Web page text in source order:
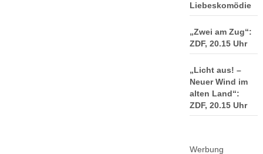
Liebeskomödie
„Zwei am Zug“:
ZDF, 20.15 Uhr
„Licht aus! –
Neuer Wind im
alten Land“:
ZDF, 20.15 Uhr
Werbung